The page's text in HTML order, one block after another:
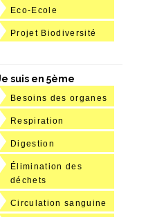
Eco-Ecole
Projet Biodiversité
suis en 5ème
Besoins des organes
Respiration
Digestion
Élimination des
déchets
Circulation sanguine